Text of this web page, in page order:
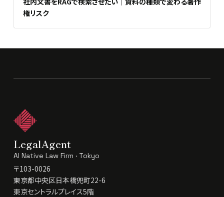
権リスク
LegalAgent
AI Native Law Firm · Tokyo
〒103-0026
東京都中央区日本橋兜町22-6
東京セントラルプレイス5階